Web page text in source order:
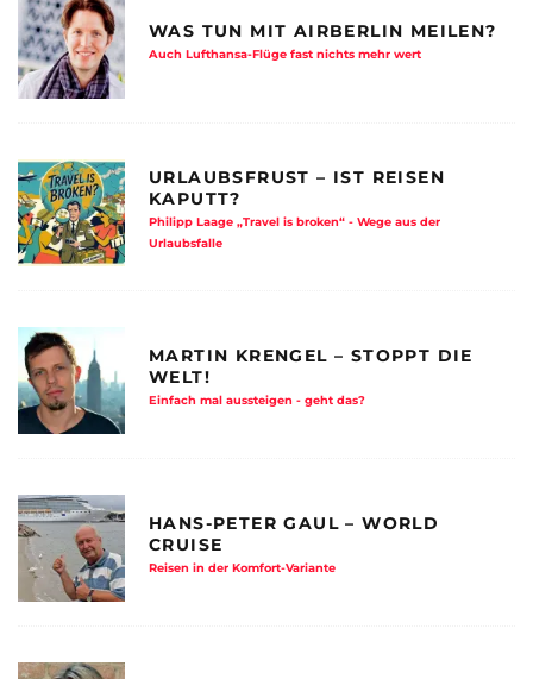
WAS TUN MIT AIRBERLIN MEILEN?
Auch Lufthansa-Flüge fast nichts mehr wert
URLAUBSFRUST – IST REISEN
KAPUTT?
Philipp Laage „Travel is broken“ - Wege aus der
Urlaubsfalle
MARTIN KRENGEL – STOPPT DIE
WELT!
Einfach mal aussteigen - geht das?
HANS-PETER GAUL – WORLD
CRUISE
Reisen in der Komfort-Variante